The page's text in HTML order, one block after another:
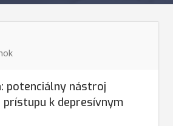
potenciálny nástroj
prístupu k depresívnym